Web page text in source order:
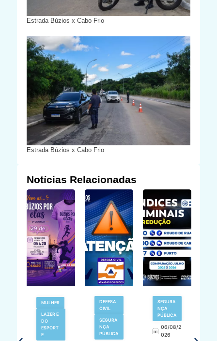
Estrada Búzios x Cabo Frio
Estrada Búzios x Cabo Frio
Notícias Relacionadas
MULHER
LAZER E
DO
ESPORT
E
DEFESA
CIVIL
SEGURA
NÇA
PÚBLICA
SEGURA
NÇA
PÚBLICA
06/08/2
026